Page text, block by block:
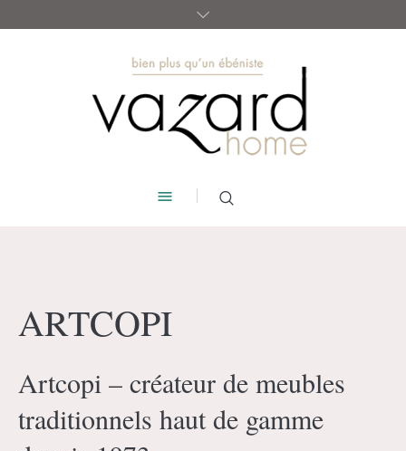
ARTCOPI
Artcopi – créateur de meubles
traditionnels haut de gamme